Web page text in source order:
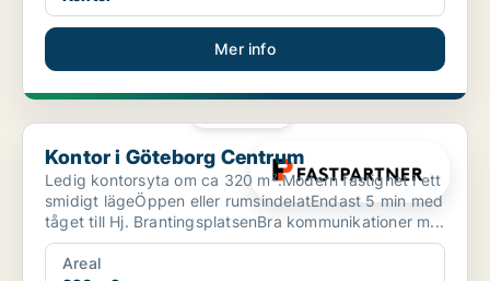
Mer info
Kontor i Göteborg Centrum
Kontor i Göteborg Centrum
Ledig kontorsyta om ca 320 m².Modern fastighet i ett
smidigt lägeÖppen eller rumsindelatEndast 5 min med
tåget till Hj. BrantingsplatsenBra kommunikationer m...
Areal